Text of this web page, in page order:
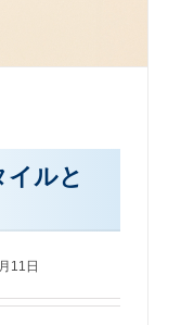
イルと
11日